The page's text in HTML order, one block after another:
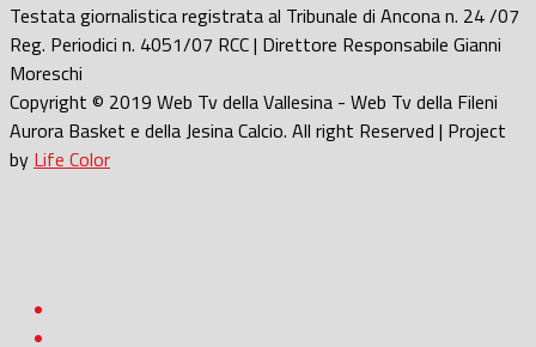
Testata giornalistica registrata al Tribunale di Ancona n. 24 /07
Reg. Periodici n. 4051/07 RCC | Direttore Responsabile Gianni
Moreschi
Copyright © 2019 Web Tv della Vallesina - Web Tv della Fileni
Aurora Basket e della Jesina Calcio. All right Reserved | Project
by Life Color